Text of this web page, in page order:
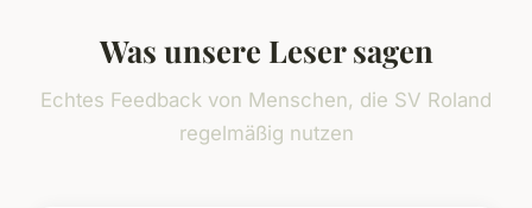
Was unsere Leser sagen
Echtes Feedback von Menschen, die SV Roland
regelmäßig nutzen